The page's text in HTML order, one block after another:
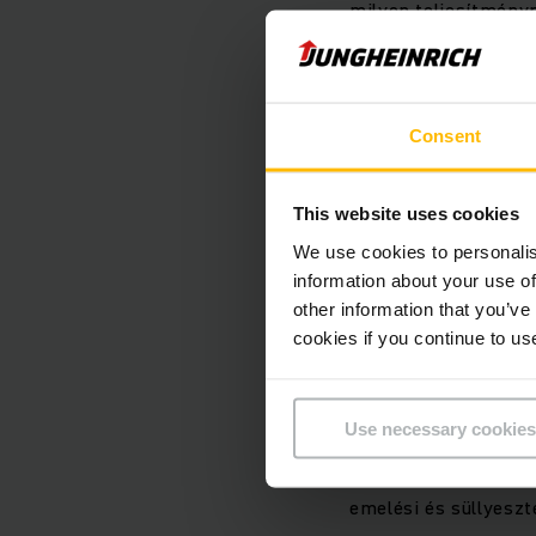
Consent
This website uses cookies
We use cookies to
information about your use
other information that
cookies if you continue to
Use necessary
milyen
A FalcOn 5000
A targonca
másodperc
A nagyfeszültségű
terhelés mellett a
emelési és